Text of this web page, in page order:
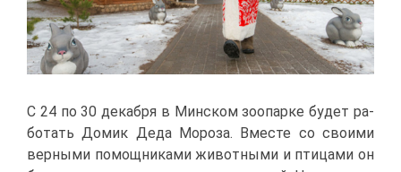
С 24 по 30 де­каб­ря в Мин­ском зоо­пар­ке бу­дет ра­
бо­тать До­мик Де­да Мо­ро­за. Вме­сте со сво­и­ми
вер­ны­ми по­мощ­ни­ка­ми жи­вот­ны­ми и пти­ца­ми он